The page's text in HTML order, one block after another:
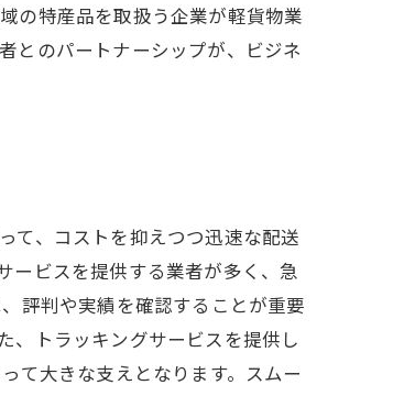
の特産品を取扱う企業が軽貨物業
とのパートナーシップが、ビジネ
て、コストを抑えつつ迅速な配送
ービスを提供する業者が多く、急
評判や実績を確認することが重要
、トラッキングサービスを提供し
て大きな支えとなります。スムー